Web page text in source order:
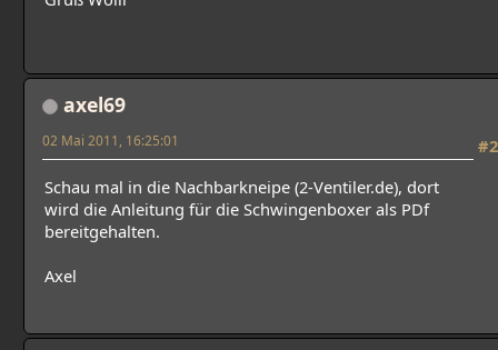
axel69
#2
02 Mai 2011, 16:25:01
Schau mal in die Nachbarkneipe (2-Ventiler.de), dort
wird die Anleitung für die Schwingenboxer als PDf
bereitgehalten.
Axel